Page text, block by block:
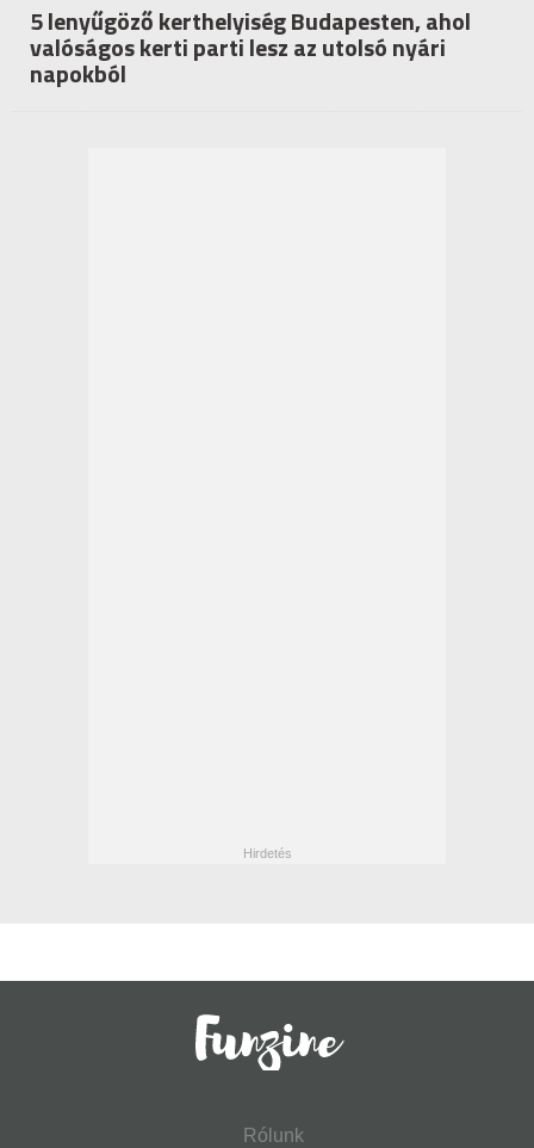
5 lenyűgöző kerthelyiség Budapesten, ahol
valóságos kerti parti lesz az utolsó nyári
napokból
Rólunk